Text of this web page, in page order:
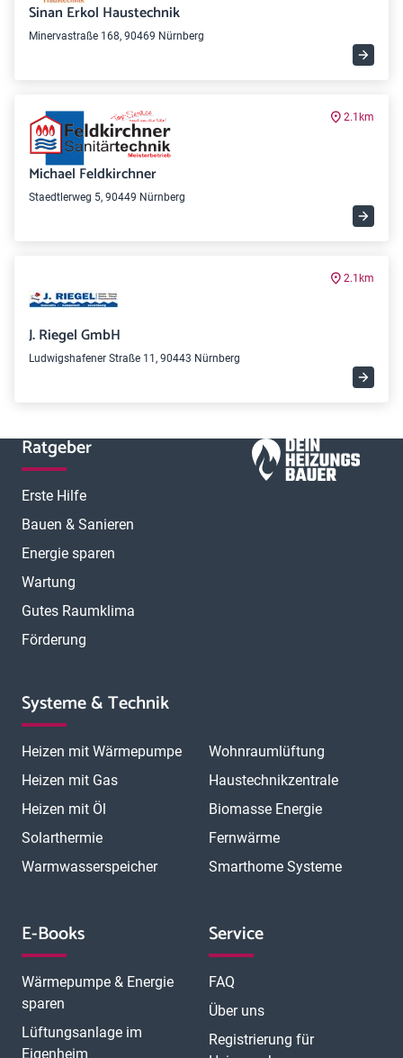
Sinan Erkol Haustechnik
Minervastraße 168, 90469 Nürnberg
2.1km
Michael Feldkirchner
Staedtlerweg 5, 90449 Nürnberg
2.1km
J. Riegel GmbH
Ludwigshafener Straße 11, 90443 Nürnberg
Ratgeber
Erste Hilfe
Bauen & Sanieren
Energie sparen
Wartung
Gutes Raumklima
Förderung
Systeme & Technik
Heizen mit Wärmepumpe
Heizen mit Gas
Heizen mit Öl
Solarthermie
Warmwasserspeicher
Wohnraumlüftung
Haustechnikzentrale
Biomasse Energie
Fernwärme
Smarthome Systeme
E-Books
Wärmepumpe & Energie
sparen
Lüftungsanlage im
Eigenheim
Service
FAQ
Über uns
Registrierung für